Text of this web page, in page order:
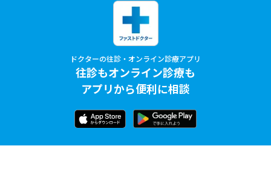
ドクターの往診・オンライン診療アプリ
往診もオンライン診療も
アプリから便利に相談